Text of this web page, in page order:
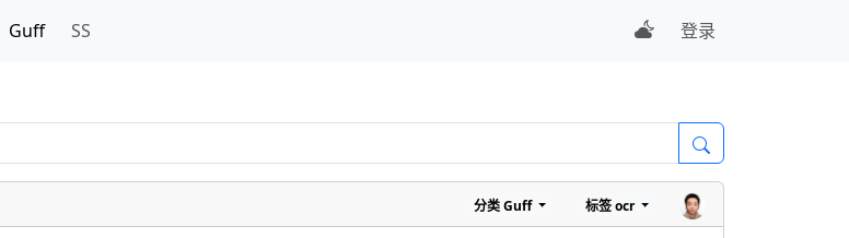
Guff SS 登录
分类Guff 标签ocr